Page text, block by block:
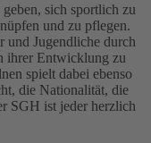
sich sportlich zu
und zu pflegen.
und Jugendliche durch
ihrer Entwicklung zu
spielt dabei ebenso
die Nationalität, die
SGH ist jeder herzlich